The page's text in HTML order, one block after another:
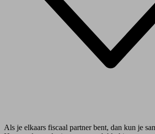
Als je elkaars fiscaal partner bent, dan kun je